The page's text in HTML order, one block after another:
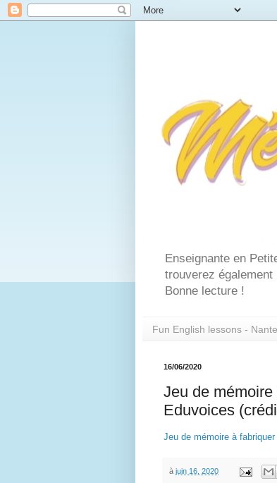
Enseignante en
trouverez
Bonne lecture !
Fun English lessons -
16/06/2020
Jeu de
Eduvoices
Jeu de mémoire à
à juin 16, 2020